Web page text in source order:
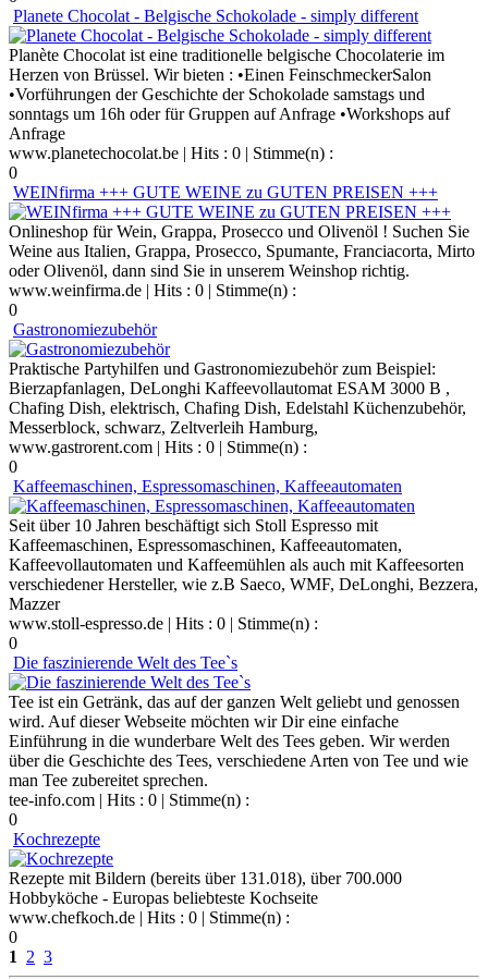
Planete Chocolat - Belgische Schokolade - simply different
Planète Chocolat ist eine traditionelle belgische Chocolaterie im
Herzen von Brüssel. Wir bieten : •Einen FeinschmeckerSalon
•Vorführungen der Geschichte der Schokolade samstags und
sonntags um 16h oder für Gruppen auf Anfrage •Workshops auf
Anfrage
www.planetechocolat.be | Hits : 0 | Stimme(n) :
0
WEINfirma +++ GUTE WEINE zu GUTEN PREISEN +++
Onlineshop für Wein, Grappa, Prosecco und Olivenöl ! Suchen Sie
Weine aus Italien, Grappa, Prosecco, Spumante, Franciacorta, Mirto
oder Olivenöl, dann sind Sie in unserem Weinshop richtig.
www.weinfirma.de | Hits : 0 | Stimme(n) :
0
Gastronomiezubehör
Praktische Partyhilfen und Gastronomiezubehör zum Beispiel:
Bierzapfanlagen, DeLonghi Kaffeevollautomat ESAM 3000 B ,
Chafing Dish, elektrisch, Chafing Dish, Edelstahl Küchenzubehör,
Messerblock, schwarz, Zeltverleih Hamburg,
www.gastrorent.com | Hits : 0 | Stimme(n) :
0
Kaffeemaschinen, Espressomaschinen, Kaffeeautomaten
Seit über 10 Jahren beschäftigt sich Stoll Espresso mit
Kaffeemaschinen, Espressomaschinen, Kaffeeautomaten,
Kaffeevollautomaten und Kaffeemühlen als auch mit Kaffeesorten
verschiedener Hersteller, wie z.B Saeco, WMF, DeLonghi, Bezzera,
Mazzer
www.stoll-espresso.de | Hits : 0 | Stimme(n) :
0
Die faszinierende Welt des Tee`s
Tee ist ein Getränk, das auf der ganzen Welt geliebt und genossen
wird. Auf dieser Webseite möchten wir Dir eine einfache
Einführung in die wunderbare Welt des Tees geben. Wir werden
über die Geschichte des Tees, verschiedene Arten von Tee und wie
man Tee zubereitet sprechen.
tee-info.com | Hits : 0 | Stimme(n) :
0
Kochrezepte
Rezepte mit Bildern (bereits über 131.018), über 700.000
Hobbyköche - Europas beliebteste Kochseite
www.chefkoch.de | Hits : 0 | Stimme(n) :
0
1
2 3